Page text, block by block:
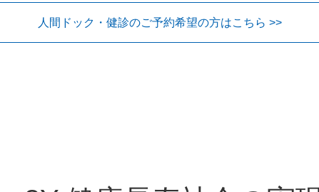
人間ドック・健診のご予約希望の方はこちら >>